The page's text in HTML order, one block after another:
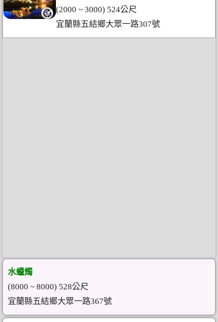
(2000 ~ 3000) 524公尺
宜蘭縣五結鄉大眾一路307號
水蠟燭
(8000 ~ 8000) 528公尺
宜蘭縣五結鄉大眾一路367號